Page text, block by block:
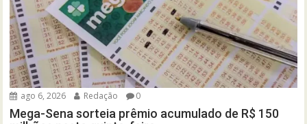
ago 6, 2026 Redação 0
Mega-Sena sorteia prêmio acumulado de R$ 150